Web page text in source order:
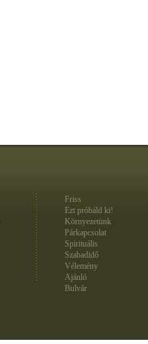
Friss
Ezt próbáld ki!
Környezetünk
Párkapcsolat
Spirituális
Szabadidő
Vélemény
Ajánló
Bulvár